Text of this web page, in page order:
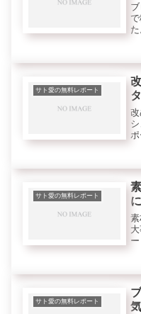
サト愛の無料レポート
サト愛の無料レポート
サト愛の無料レポート